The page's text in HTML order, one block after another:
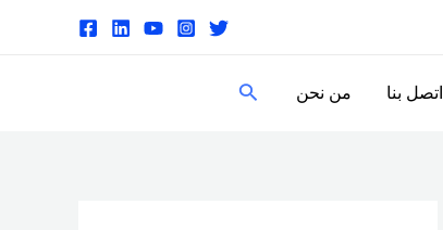
اتصل بنا من نحن البحث